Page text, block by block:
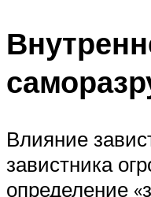
Влияние
завистника
определение